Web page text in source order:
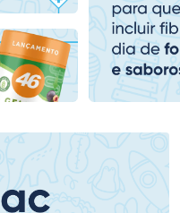
Comprar sem Desconto
Por R$ 76,48/cada
Comprar sem Desconto
Por R$ 76,48/cada